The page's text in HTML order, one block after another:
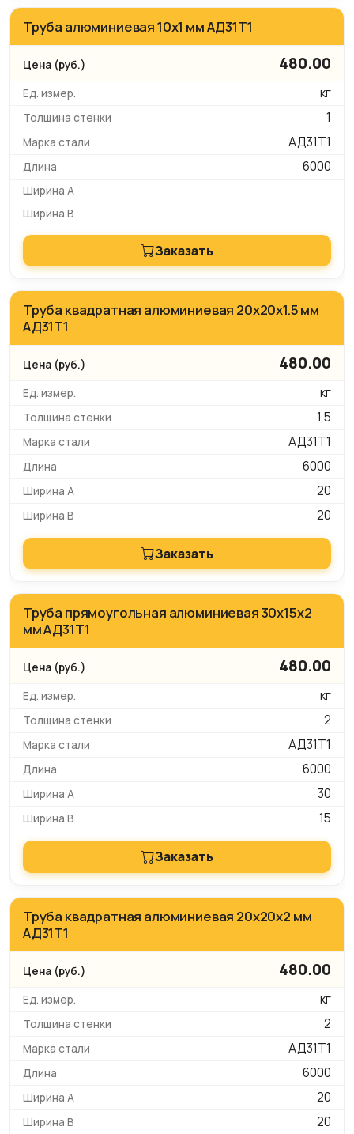
Труба алюминиевая 10х1 мм АД31Т1
480.00
кг
1
АД31Т1
6000
Заказать
Труба квадратная алюминиевая 20х20х1.5 мм
АД31Т1
480.00
кг
1,5
АД31Т1
6000
20
20
Заказать
Труба прямоугольная алюминиевая 30х15х2
мм АД31Т1
480.00
кг
2
АД31Т1
6000
30
15
Заказать
Труба квадратная алюминиевая 20х20х2 мм
АД31Т1
480.00
кг
2
АД31Т1
6000
20
20